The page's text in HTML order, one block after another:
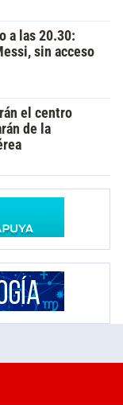
a las 20.30:
sin acceso
el centro
de la